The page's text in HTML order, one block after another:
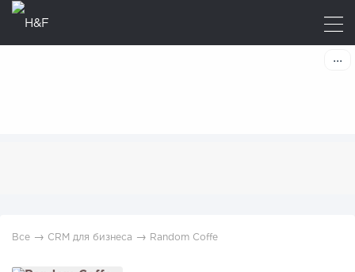
Все → CRM для бизнеса → Random Coffe